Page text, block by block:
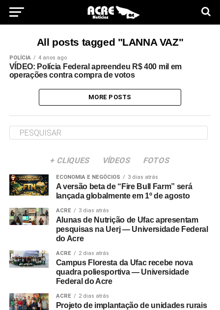
All posts tagged "LANNA VAZ"
POLÍCIA 4 anos ago
VÍDEO: Polícia Federal apreendeu R$ 400 mil em
operações contra compra de votos
MORE POSTS
+ CLIQUES VÍDEOS FOTOS
ECONOMIA E NEGÓCIOS 3 dias atrás
A versão beta de “Fire Bull Farm” será
lançada globalmente em 1º de agosto
ACRE 3 dias atrás
Alunas de Nutrição de Ufac apresentam
pesquisas na Uerj — Universidade Federal
do Acre
ACRE 2 dias atrás
Campus Floresta da Ufac recebe nova
quadra poliesportiva — Universidade
Federal do Acre
ACRE 2 dias atrás
Projeto de implantação de unidades rurais